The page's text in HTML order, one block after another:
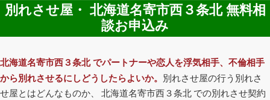
別れさせ屋・ 北海道名寄市西３条北 無料相
談お申込み
北海道名寄市西３条北 でパートナーや恋人を浮気相手、不倫相手
から別れさせるにしどうしたらよいか。 別れさせ屋の行う別れさ
せ屋とはどんなものか、 北海道名寄市西３条北 での別れさせ契約